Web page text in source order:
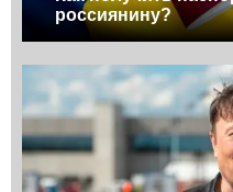
россиянину?